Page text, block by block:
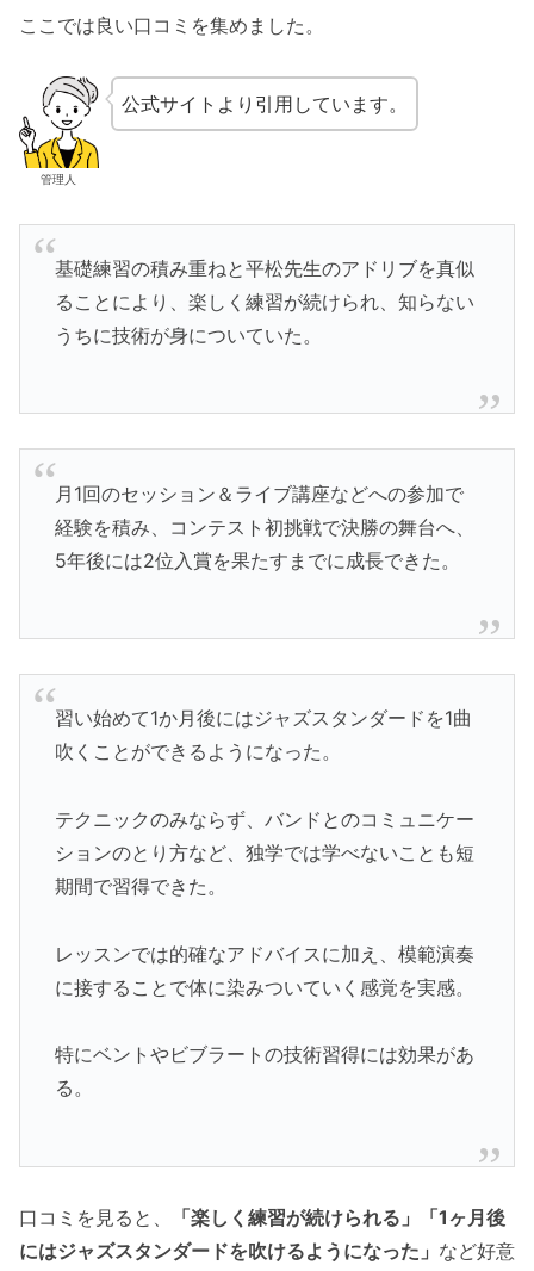
ここでは良い口コミを集めました。
管理人
公式サイトより引用しています。
基礎練習の積み重ねと平松先生のアドリブを真似
ることにより、楽しく練習が続けられ、知らない
うちに技術が身についていた。
月1回のセッション＆ライブ講座などへの参加で
経験を積み、コンテスト初挑戦で決勝の舞台へ、
5年後には2位入賞を果たすまでに成長できた。
習い始めて1か月後にはジャズスタンダードを1曲
吹くことができるようになった。
テクニックのみならず、バンドとのコミュニケー
ションのとり方など、独学では学べないことも短
期間で習得できた。
レッスンでは的確なアドバイスに加え、模範演奏
に接することで体に染みついていく感覚を実感。
特にベントやビブラートの技術習得には効果があ
る。
口コミを見ると、
「楽しく練習が続けられる」「1ヶ月後
にはジャズスタンダードを吹けるようになった」 など好意